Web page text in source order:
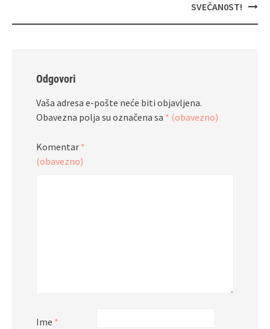
SVEČAN0ST!
Odgovori
Vaša adresa e-pošte neće biti objavljena.
Obavezna polja su označena sa * (obavezno)
Komentar *
(obavezno)
Ime *